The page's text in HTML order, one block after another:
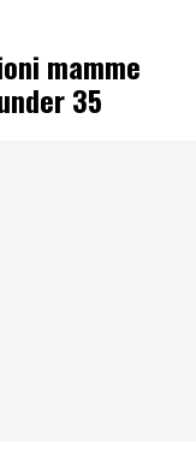
mamme
35